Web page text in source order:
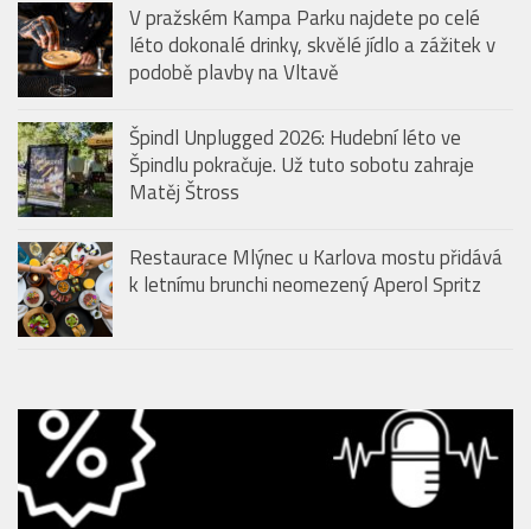
V pražském Kampa Parku najdete po celé
léto dokonalé drinky, skvělé jídlo a zážitek v
podobě plavby na Vltavě
Špindl Unplugged 2026: Hudební léto ve
Špindlu pokračuje. Už tuto sobotu zahraje
Matěj Štross
Restaurace Mlýnec u Karlova mostu přidává
k letnímu brunchi neomezený Aperol Spritz